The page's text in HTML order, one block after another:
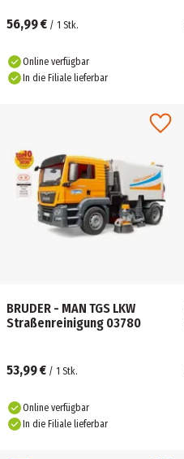
56,99 € / 1 Stk.
Online verfügbar
In die Filiale lieferbar
BRUDER - MAN TGS LKW
Straßenreinigung 03780
53,99 € / 1 Stk.
Online verfügbar
In die Filiale lieferbar